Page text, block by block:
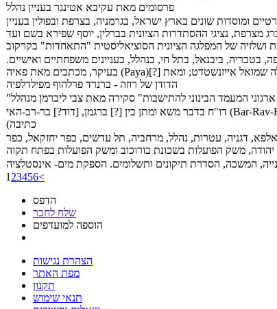
פרסומים מאת עקיבא אטינגר בעניין נהלל
ומוסדות שונים בארץ ישראל, בגרמניה, בצרפת ובפולין בעניין
מצרפת, נציגי ההסתדרות הציונית בברלין, יוסף שפירא בשם ועד
ושלזיה של המפלגה הציונית הסוציאליסטית "התאחדות" בקרקוב
ביבנאל, בתל חי, בנהלל, בעניינים משפחתיים ואישיים.
בעיקר, מכתבים מאת פאיה (Paya)[?] ומאת חנה[?] אל רוזה (רחל) אייזנשטדט לבית ברקוביץ' ואל בעלה שמואל אייזנשטדט; ומאת
הדודן של רוזה - ברנרד פרלהוף מפילדלפיה
"ארגוני המעמד הבינוני להתישבות" סקירה מאת צבי ליברמן מנהלל
דו"ח בדבר משא ומתן בין [?] ברגמן, [דוד?] בר-רב-האי (Bar-Rav-Hay) ואלכסנדר גולדשטיין. נהלל, 11.05.1948 (דף מודפס במכונת
כתיבה)
דגניה, עטרות, נהלל, מרחביה, תל עדשים, כפר יחזקאל, כפר
משק הפועלות בשכונת בורוכוב ומשק הפועלות בפתח תקוה
המשכה, הסדרת תיקונים ותשלומים. הספקת מים- אינסטלציה
1 23456<
הדפס
שלח לחבר
הוספה למועדפים
הצהרת נגישות
מפת האתר
תקנון
תנאי שימוש